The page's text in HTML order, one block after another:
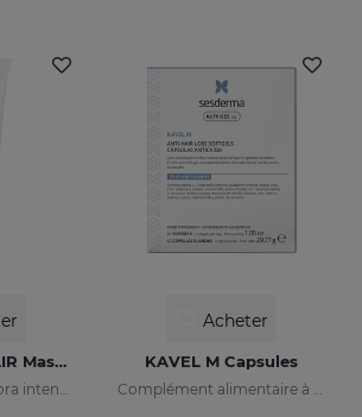
SESKAVEL REPAIR Masque Kératine
Mascarilla reparadora intensiva que reconstruye, nutre el cabello y evita el encrespamiento.
Acheter
KAVEL M Capsules
Complément alimentaire à base d’acides aminés pour des cheveux plus denses et solides.